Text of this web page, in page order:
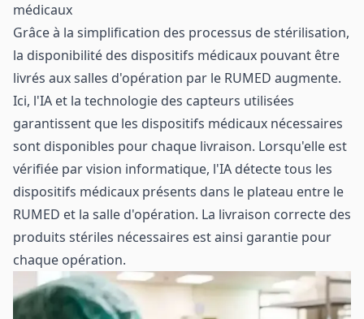
médicaux
Grâce à la simplification des processus de stérilisation,
la disponibilité des dispositifs médicaux pouvant être
livrés aux salles d'opération par le RUMED augmente.
Ici, l'IA et la technologie des capteurs utilisées
garantissent que les dispositifs médicaux nécessaires
sont disponibles pour chaque livraison. Lorsqu'elle est
vérifiée par vision informatique, l'IA détecte tous les
dispositifs médicaux présents dans le plateau entre le
RUMED et la salle d'opération. La livraison correcte des
produits stériles nécessaires est ainsi garantie pour
chaque opération.